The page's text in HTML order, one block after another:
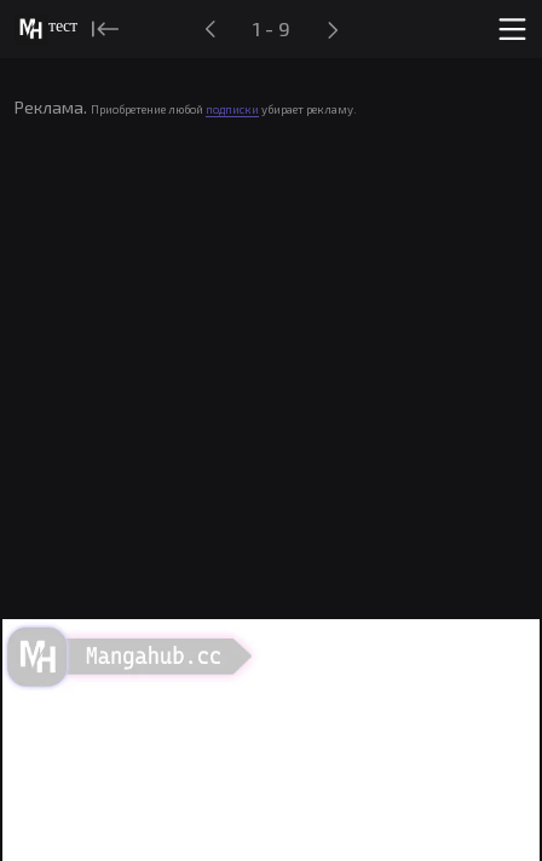
тест 1 - 9
Реклама. Приобретение любой подписки убирает рекламу.